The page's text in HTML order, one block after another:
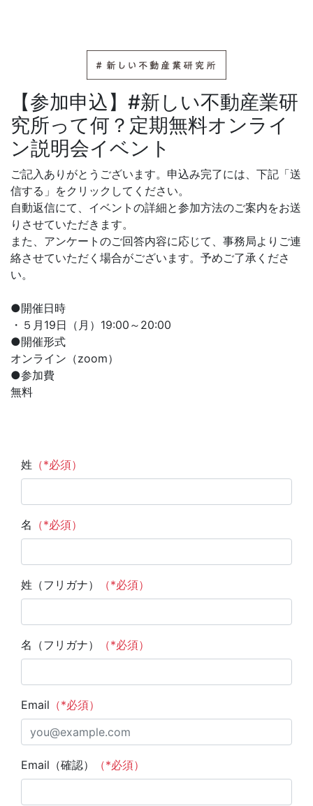
【参加申込】#新しい不動産業研
究所って何？定期無料オンライ
ン説明会イベント
ご記入ありがとうございます。申込み完了には、下記「送
信する」をクリックしてください。
自動返信にて、イベントの詳細と参加方法のご案内をお送
りさせていただきます。
また、アンケートのご回答内容に応じて、事務局よりご連
絡させていただく場合がございます。予めご了承くださ
い。
●開催日時
・５月19日（月）19:00～20:00
●開催形式
オンライン（zoom）
●参加費
無料
姓 （*必須）
名 （*必須）
姓（フリガナ） （*必須）
名（フリガナ） （*必須）
Email （*必須）
Email（確認） （*必須）